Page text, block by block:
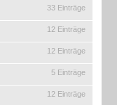
33 Einträge
12 Einträge
12 Einträge
5 Einträge
12 Einträge